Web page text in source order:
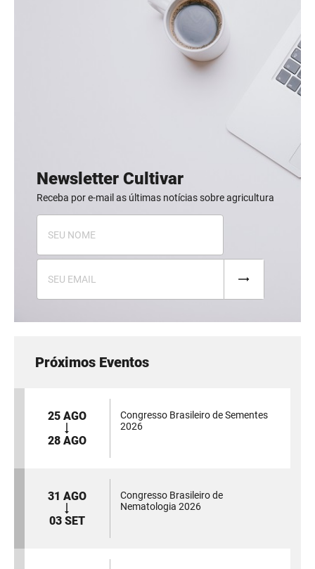
Newsletter Cultivar
Receba por e-mail as últimas notícias sobre agricultura
Próximos Eventos
25 AGO
28 AGO
Congresso Brasileiro de Sementes
2026
31 AGO
03 SET
Congresso Brasileiro de
Nematologia 2026